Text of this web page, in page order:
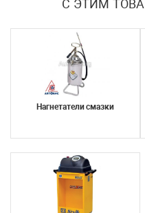
С ЭТИМ
Нагнетатели смазки
Я согласен с
персональных данных